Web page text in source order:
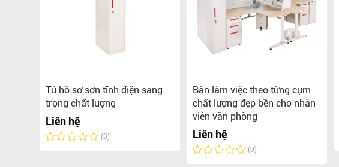
Tủ hồ sơ sơn tĩnh điện sang
trọng chất lượng
Liên hệ
(0)
Bàn làm việc theo từng cụm
chất lượng đẹp bền cho nhân
viên văn phòng
Liên hệ
(0)